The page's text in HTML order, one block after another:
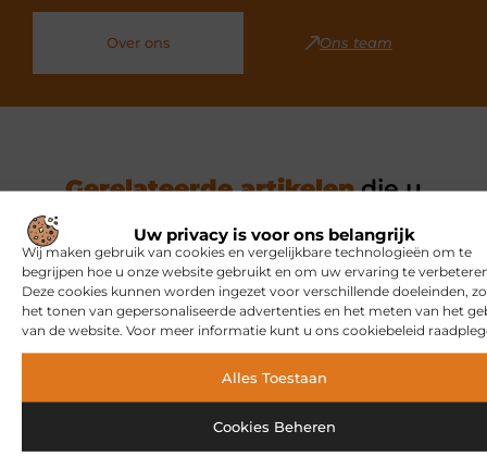
Uw privacy is voor ons belangrijk
Wij maken gebruik van cookies en vergelijkbare technologieën om te
begrijpen hoe u onze website gebruikt en om uw ervaring te
Deze cookies kunnen worden ingezet voor verschillende doeleinden,
het tonen van gepersonaliseerde advertenties en het meten van het
van de website. Voor meer informatie kunt u ons cookiebeleid
Alles Toestaan
Cookies Beheren
Over ons Ons team
Gerelateerde artikelendie u
MARKETING